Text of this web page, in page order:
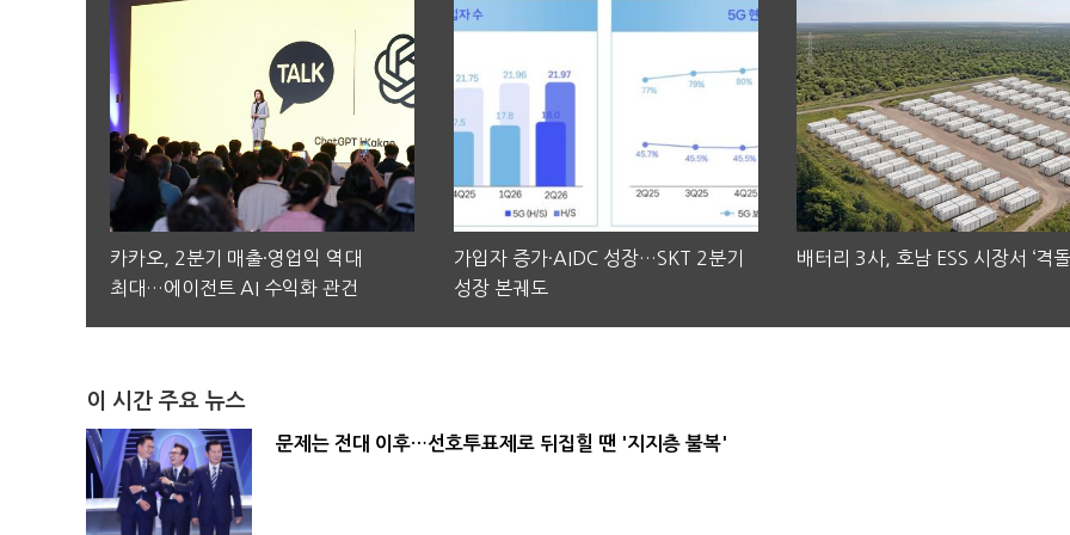
카카오, 2분기 매출·영업익 역대
최대…에이전트 AI 수익화 관건
가입자 증가·AIDC 성장…SKT 2분기
성장 본궤도
배터리 3사, 호남 ESS 시장서 ‘격돌
이 시간 주요 뉴스
문제는 전대 이후…선호투표제로 뒤집힐 땐 '지지층 불복'